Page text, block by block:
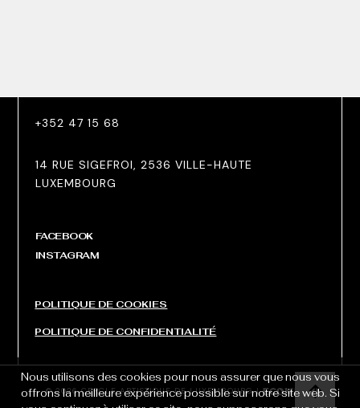
POLITIQUE DE COOKIES
POLITIQUE DE CONFIDENTIALITÉ
FACEBOOK
INSTAGRAM
14 RUE SIGEFROI, 2536 VILLE-HAUTE
LUXEMBOURG
+352 47 15 68
© 2026 CERCLE ARTISTIQUE DE LUXEMBOURG |
Nous utilisons des cookies pour nous assurer que nous vous
offrons la meilleure expérience possible sur notre site web. Si